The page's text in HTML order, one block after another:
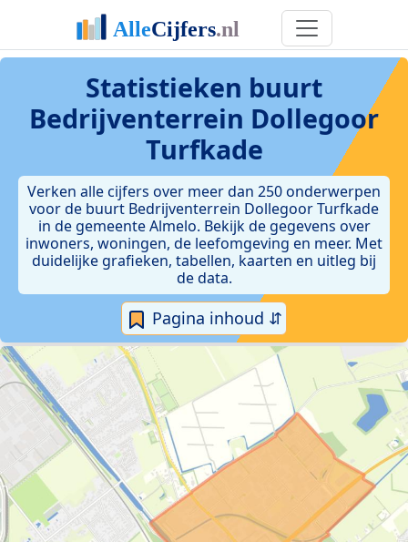
Statistieken buurt
Bedrijventerrein Dollegoor
Turfkade
Verken alle cijfers over meer dan 250 onderwerpen
voor de buurt Bedrijventerrein Dollegoor Turfkade
in de gemeente Almelo. Bekijk de gegevens over
inwoners, woningen, de leefomgeving en meer. Met
duidelijke grafieken, tabellen, kaarten en uitleg bij
de data.
Pagina inhoud ⇵